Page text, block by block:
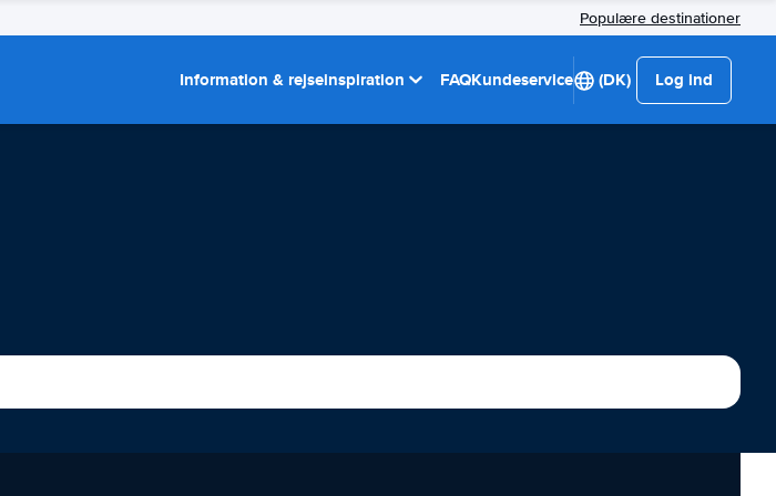
Populære destinationer
Information & rejseinspiration FAQKundeservice (DK) Log ind